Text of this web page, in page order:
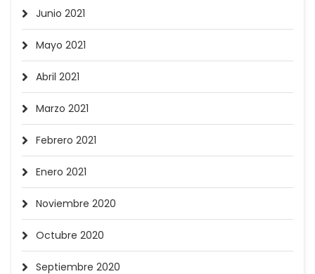
Junio 2021
Mayo 2021
Abril 2021
Marzo 2021
Febrero 2021
Enero 2021
Noviembre 2020
Octubre 2020
Septiembre 2020